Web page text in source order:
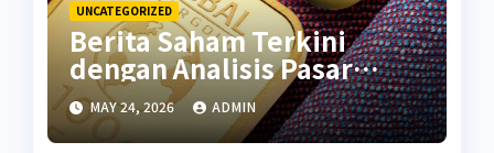
UNCATEGORIZED
Berita Saham Terkini
dengan Analisis Pasar
Global
MAY 24, 2026 ADMIN